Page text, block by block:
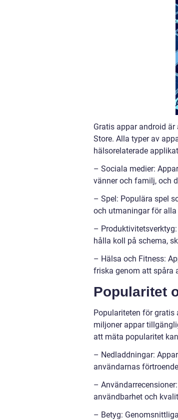
Gratis appar android
Store. Alla typer av
hälsorelaterade
– Sociala medier:
vänner och familj, och
– Spel: Populära spel
och utmaningar för alla
–
hålla koll på schema,
– Hälsa och Fitness:
friska genom att spåra
Popularitet
Populariteten för gratis
miljoner appar
att mäta popularitet
– Nedladdningar:
användarnas
–
användbarhet och
– Betyg: